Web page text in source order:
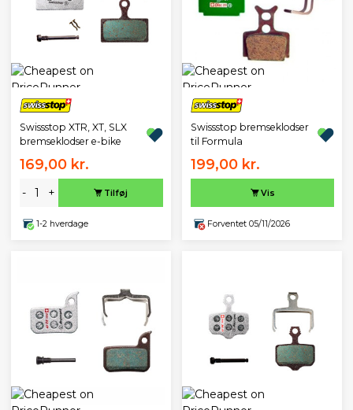
Swissstop XTR, XT, SLX
bremseklodser e-bike
169,00 kr.
- + Tilføj
1-2 hverdage
Swissstop bremseklodser
til Formula
199,00 kr.
Vis
Forventet 05/11/2026